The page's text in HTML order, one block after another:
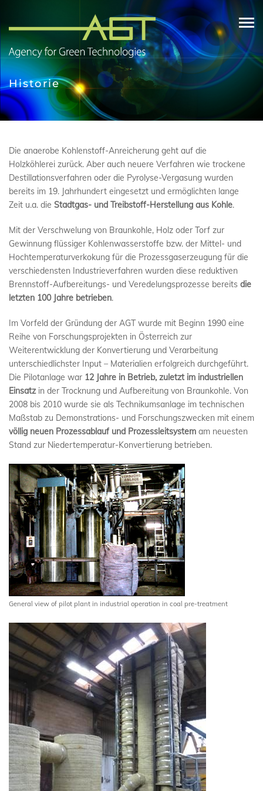
content
Historie
Die anaerobe Kohlenstoff-Anreicherung geht auf die
Holzköhlerei zurück. Aber auch neuere Verfahren wie trockene
Destillationsverfahren oder die Pyrolyse-Vergasung wurden
bereits im 19. Jahrhundert eingesetzt und ermöglichten lange
Zeit u.a. die Stadtgas- und Treibstoff-Herstellung aus Kohle.
Mit der Verschwelung von Braunkohle, Holz oder Torf zur
Gewinnung flüssiger Kohlenwasserstoffe bzw. der Mittel- und
Hochtemperaturverkokung für die Prozessgaserzeugung für die
verschiedensten Industrieverfahren wurden diese reduktiven
Brennstoff-Aufbereitungs- und Veredelungsprozesse bereits die
letzten 100 Jahre betrieben.
Im Vorfeld der Gründung der AGT wurde mit Beginn 1990 eine
Reihe von Forschungsprojekten in Österreich zur
Weiterentwicklung der Konvertierung und Verarbeitung
unterschiedlichster Input – Materialien erfolgreich durchgeführt.
Die Pilotanlage war 12 Jahre in Betrieb, zuletzt im industriellen
Einsatzin der Trocknung und Aufbereitung von Braunkohle. Von
2008 bis 2010 wurde sie als Technikumsanlage im technischen
Maßstab zu Demonstrations- und Forschungszwecken mit einem
völlig neuen Prozessablauf und Prozessleitsystem am neuesten
Stand zur Niedertemperatur-Konvertierung betrieben.
General view of pilot plant in industrial operation in coal pre-treatment